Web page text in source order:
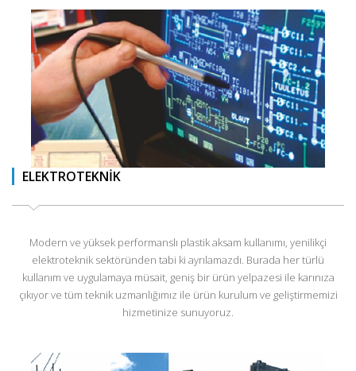
ELEKTROTEKNİK
Modern ve yüksek performanslı plastik aksam kullanımı, yenilikçi
elektroteknik sektöründen tabi ki ayrılamazdı. Burada her türlü
kullanım ve uygulamaya müsait, geniş bir ürün yelpazesi ile karınıza
çıkıyor ve tüm teknik uzmanlığımız ile ürün kurulum ve geliştirmemizi
hizmetinize sunuyoruz.